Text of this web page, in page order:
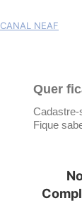
CANAL NEAF
Quer
Cadastre-
Fique